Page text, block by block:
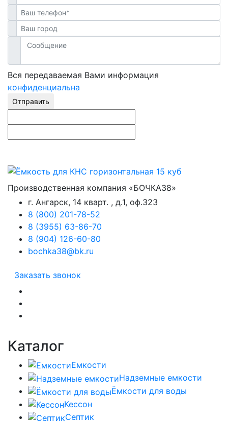
Вся передаваемая Вами информация
конфиденциальна
Отправить
Производственная компания «БОЧКА38»
г. Ангарск, 14 кварт. , д.1, оф.323
8 (800) 201-78-52
8 (3955) 63-86-70
8 (904) 126-60-80
bochka38@bk.ru
Заказать звонок
Каталог
Емкости
Надземные емкости
Ёмкости для воды
Кессон
Септик